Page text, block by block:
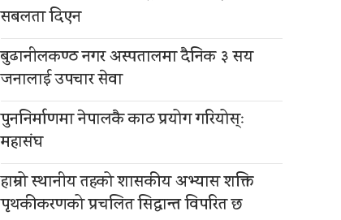
सबलता दिएन
बुढानीलकण्ठ नगर अस्पतालमा दैनिक ३ सय
जनालाई उपचार सेवा
पुननिर्माणमा नेपालकै काठ प्रयोग गरियोस्ः
महासंघ
हाम्रो स्थानीय तहको शासकीय अभ्यास शक्ति
पृथकीकरणको प्रचलित सिद्धान्त विपरित छ